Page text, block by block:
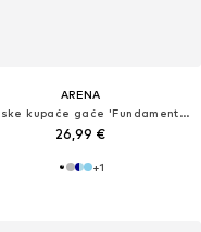
ARENA
Sportske kupaće gaće 'Fundamentals X'
26,99 €
+1